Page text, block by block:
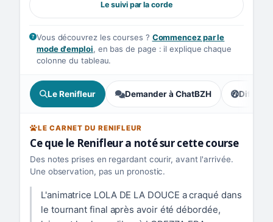
Le suivi par la corde
Vous découvrez les courses ? Commencez par le
mode d'emploi, en bas de page : il explique chaque
colonne du tableau.
Le Renifleur Demander à ChatBZH , écart :
LE CARNET DU RENIFLEUR
Ce que le Renifleur a noté sur cette course
Des notes prises en regardant courir, avant l'arrivée.
Une observation, pas un pronostic.
L'animatrice LOLA DE LA DOUCE a craqué dans
le tournant final après avoir été débordée,